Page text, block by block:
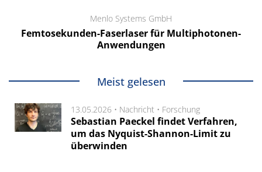
Menlo Systems GmbH
Femtosekunden-Faserlaser für Multiphotonen-
Anwendungen
Meist gelesen
13.05.2026 • Nachricht • Forschung
Sebastian Paeckel findet Verfahren,
um das Nyquist-Shannon-Limit zu
überwinden